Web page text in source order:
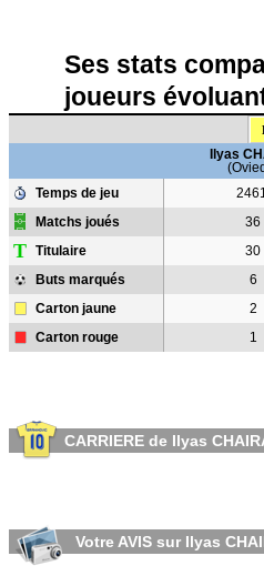
Ses stats
joueurs
Ilyas
Temps de jeu
Matchs joués 36
T Titulaire 30
Buts marqués 6
Carton jaune 2
Carton rouge 1
CARRIERE de Ilyas
Votre AVIS sur Ilyas